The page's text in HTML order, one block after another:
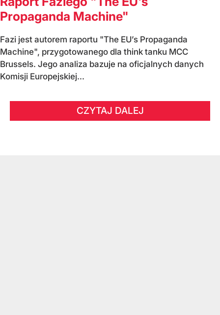
Propaganda Machine"
Fazi jest autorem raportu "The EU’s Propaganda
Machine", przygotowanego dla think tanku MCC
Brussels. Jego analiza bazuje na oficjalnych danych
Komisji Europejskiej...
CZYTAJ DALEJ